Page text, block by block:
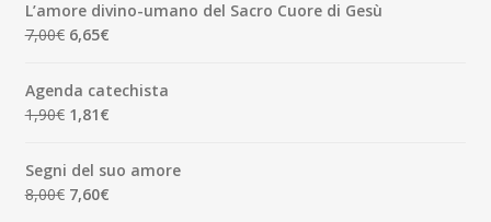
era:
7,00€.
è:
L’amore divino-umano del Sacro Cuore di Gesù
7,00€ Il
originale
era:
7,00€.
6,65€Il
attuale
è:
Agenda catechista
1,90€ Il
originale
era:
1,90€.
1,81€Il
è:
Segni del suo amore
8,00€ Il
7,60€Il